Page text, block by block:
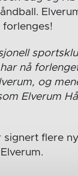
nå
og
Elverum
flere